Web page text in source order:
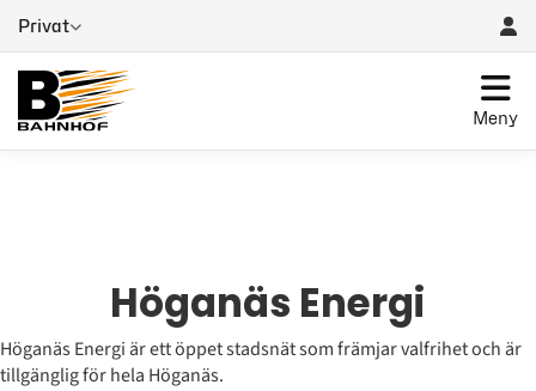
Privat
Meny
Höganäs Energi
Höganäs Energi är ett öppet stadsnät som främjar valfrihet och är
tillgänglig för hela Höganäs.